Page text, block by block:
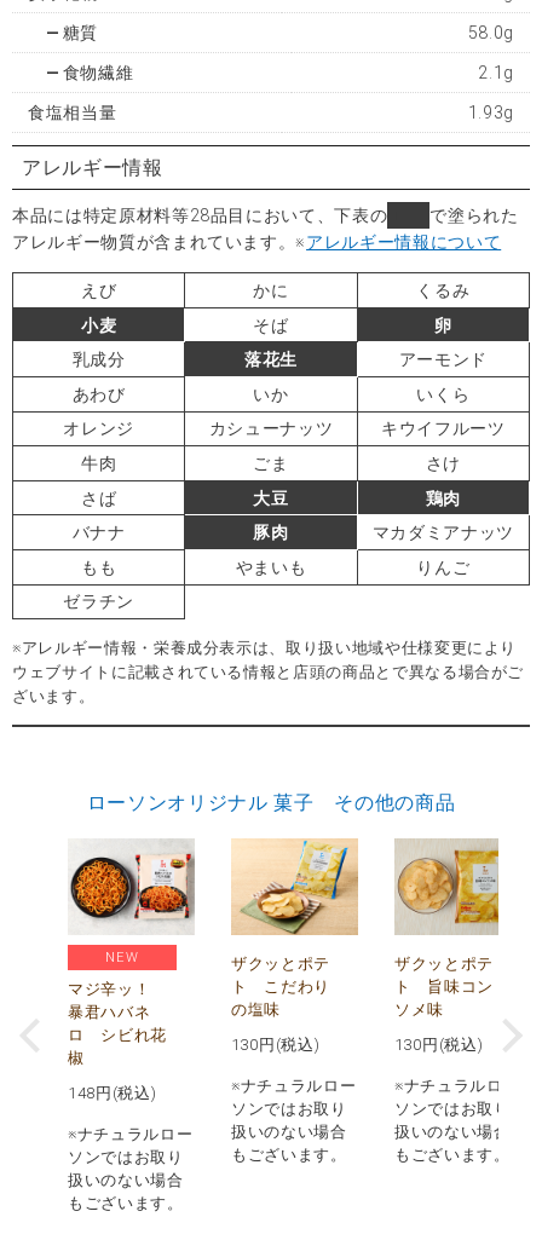
糖質 58.0g
食物繊維 2.1g
食塩相当量 1.93g
アレルギー情報
本品には特定原材料等28品目において、下表の
で塗られた
アレルギー物質が含まれています。※アレルギー情報について
えび かに
くるみ
小麦
そば
卵
乳成分
落花生
アーモンド
あわび
いか
いくら
オレンジ
カシューナッツ
キウイフルーツ
牛肉
ごま
さけ
さば
大豆
鶏肉
バナナ
豚肉
マカダミアナッツ
もも
やまいも
りんご
ゼラチン
※アレルギー情報・栄養成分表示は、取り扱い地域や仕様変更により
ウェブサイトに記載されている情報と店頭の商品とで異なる場合がご
ざいます。
ローソンオリジナル 菓子 その他の商品
NEW
マジ辛ッ！
暴君ハバネ
ロ シビれ花
椒
148 円(税込)
※ナチュラルロー
ソンではお取り
扱いのない場合
もございます。
ザクッとポテ
ト こだわり
の塩味
130 円(税込)
※ナチュラルロー
ソンではお取り
扱いのない場合
もございます。
ザクッとポテ
ト 旨味コン
ソメ味
130 円(税込)
※ナチュラルロー
ソンではお取り
扱いのない場合
もございます。